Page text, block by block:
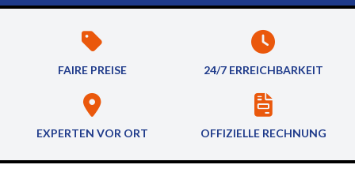
FAIRE PREISE 24/7 ERREICHBARKEIT
EXPERTEN VOR ORT OFFIZIELLE RECHNUNG